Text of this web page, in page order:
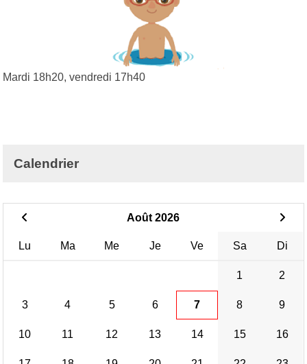
Mardi 18h20, vendredi 17h40
Calendrier
Août 2026
Lu Ma Me Je Ve Sa Di
1 2
3 4 5 6 7 8 9
10 11 12 13 14 15 16